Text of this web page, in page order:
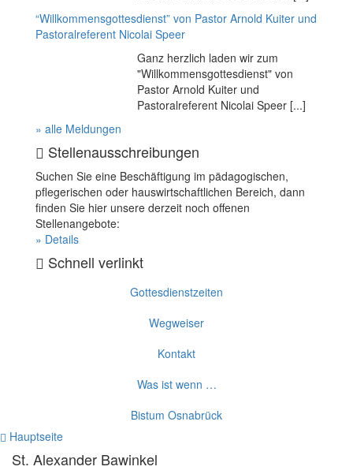
“Willkommensgottesdienst” von Pastor Arnold Kuiter und
Pastoralreferent Nicolai Speer
Ganz herzlich laden wir zum
"Willkommensgottesdienst" von
Pastor Arnold Kuiter und
Pastoralreferent Nicolai Speer [...]
» alle Meldungen
Stellenausschreibungen
Suchen Sie eine Beschäftigung im pädagogischen,
pflegerischen oder hauswirtschaftlichen Bereich, dann
finden Sie hier unsere derzeit noch offenen
Stellenangebote:
» Details
Schnell verlinkt
Gottesdienstzeiten
Wegweiser
Kontakt
Was ist wenn …
Bistum Osnabrück
Hauptseite
St. Alexander Bawinkel